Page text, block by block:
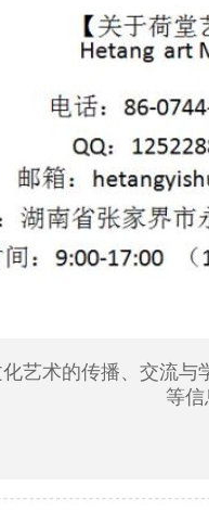
艺术的传播、交流
等